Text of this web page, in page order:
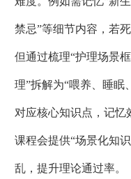
禁忌”等细节内容，若
但通过梳理“护理场景
理”拆解为“喂养、睡眠
对应核心知识点，记忆
课程会提供“场景化知
乱，提升理论通过率。